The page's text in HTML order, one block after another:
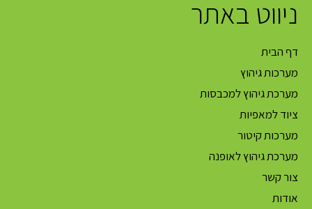
ניווט באתר
דף הבית
מערכות גיהוץ
מערכת גיהוץ למכבסות
ציוד למאפיות
מערכות קיטור
מערכת גיהוץ לאופנה
צור קשר
אודות